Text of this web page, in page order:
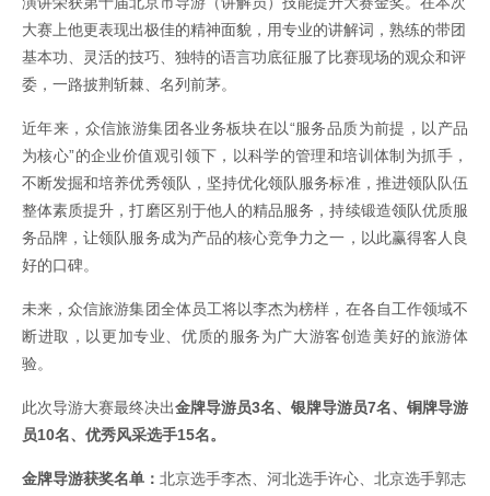
大赛上他更表现出极佳的精神面貌，用专业的讲解词，熟练的带团
基本功、灵活的技巧、独特的语言功底征服了比赛现场的观众和评
委，一路披荆斩棘、名列前茅。
近年来，众信旅游集团各业务板块在以“服务品质为前提，以产品
为核心”的企业价值观引领下，以科学的管理和培训体制为抓手，
不断发掘和培养优秀领队，坚持优化领队服务标准，推进领队队伍
整体素质提升，打磨区别于他人的精品服务，持续锻造领队优质服
务品牌，让领队服务成为产品的核心竞争力之一，以此赢得客人良
好的口碑。
未来，众信旅游集团全体员工将以李杰为榜样，在各自工作领域不
断进取，以更加专业、优质的服务为广大游客创造美好的旅游体
验。
此次导游大赛最终决出金牌导游员3名、银牌导游员7名、铜牌导游
员10名、优秀风采选手15名。
金牌导游获奖名单： 北京选手李杰、河北选手许心、北京选手郭志